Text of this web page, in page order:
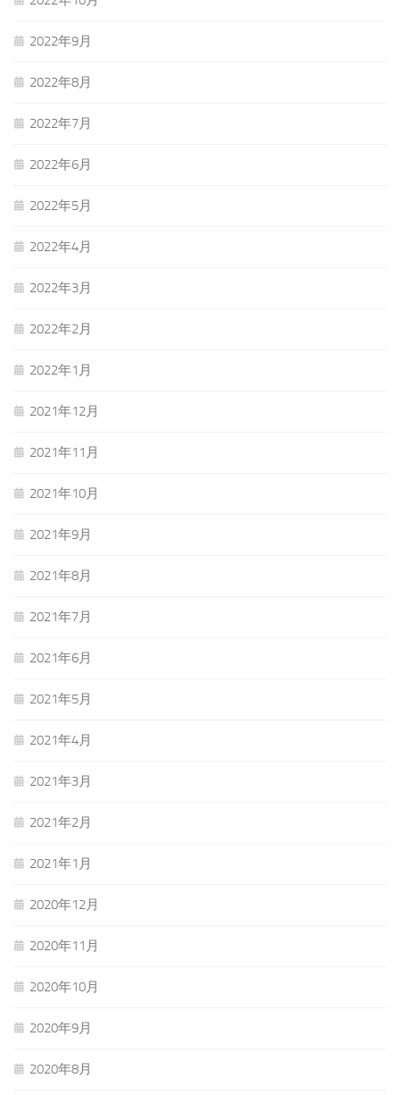
2022年9月
2022年8月
2022年7月
2022年6月
2022年5月
2022年4月
2022年3月
2022年2月
2022年1月
2021年12月
2021年11月
2021年10月
2021年9月
2021年8月
2021年7月
2021年6月
2021年5月
2021年4月
2021年3月
2021年2月
2021年1月
2020年12月
2020年11月
2020年10月
2020年9月
2020年8月